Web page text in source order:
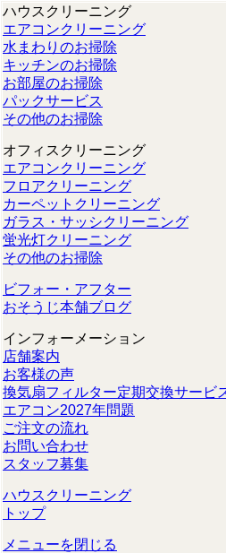
ハウスクリーニング
エアコンクリーニング
水まわりのお掃除
キッチンのお掃除
お部屋のお掃除
パックサービス
その他のお掃除
オフィスクリーニング
エアコンクリーニング
フロアクリーニング
カーペットクリーニング
ガラス・サッシクリーニング
蛍光灯クリーニング
その他のお掃除
ビフォー・アフター
おそうじ本舗ブログ
インフォーメーション
店舗案内
お客様の声
換気扇フィルター定期交換サービ
エアコン2027年問題
ご注文の流れ
お問い合わせ
スタッフ募集
ハウスクリーニング
トップ
メニューを閉じる